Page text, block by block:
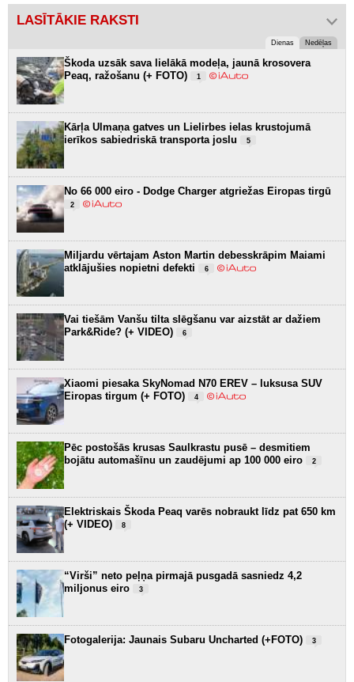
LASĪTĀKIE RAKSTI
Dienas Nedēļas
Škoda uzsāk sava lielākā modeļa, jaunā krosovera
Peaq, ražošanu (+ FOTO)
1
Kārļa Ulmaņa gatves un Lielirbes ielas krustojumā
ierīkos sabiedriskā transporta joslu
5
No 66 000 eiro - Dodge Charger atgriežas Eiropas tirgū
2
Miljardu vērtajam Aston Martin debesskrāpim Maiami
atklājušies nopietni defekti
6
Vai tiešām Vanšu tilta slēgšanu var aizstāt ar dažiem
Park&Ride? (+ VIDEO)
6
Xiaomi piesaka SkyNomad N70 EREV – luksusa SUV
Eiropas tirgum (+ FOTO)
4
Pēc postošās krusas Saulkrastu pusē – desmitiem
bojātu automašīnu un zaudējumi ap 100 000 eiro
2
Elektriskais Škoda Peaq varēs nobraukt līdz pat 650 km
(+ VIDEO)
8
“Virši” neto peļņa pirmajā pusgadā sasniedz 4,2
miljonus eiro
3
Fotogalerija: Jaunais Subaru Uncharted (+FOTO) 3